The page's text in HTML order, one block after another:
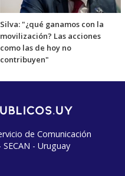
Silva: "¿qué ganamos con la
movilización? Las acciones
como las de hoy no
contribuyen"
de Comunicación
- Uruguay